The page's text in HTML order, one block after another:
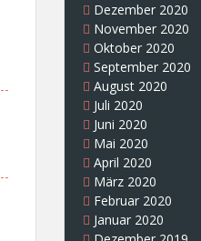
Dezember 2020
November 2020
Oktober 2020
September 2020
August 2020
Juli 2020
Juni 2020
Mai 2020
April 2020
März 2020
Februar 2020
Januar 2020